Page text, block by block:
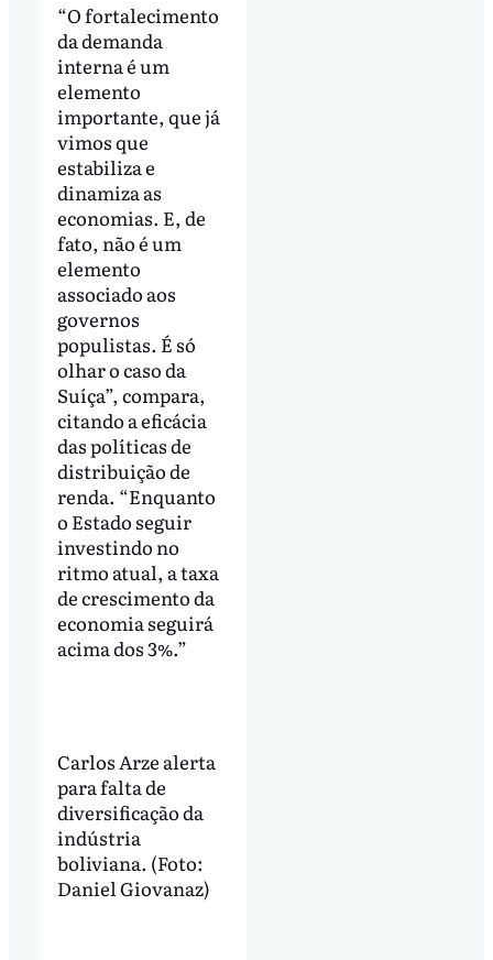
“O fortalecimento
da demanda
interna é um
elemento
importante, que já
vimos que
estabiliza e
dinamiza as
economias. E, de
fato, não é um
elemento
associado aos
governos
populistas. É só
olhar o caso da
Suíça”, compara,
citando a eficácia
das políticas de
distribuição de
renda. “Enquanto
o Estado seguir
investindo no
ritmo atual, a taxa
de crescimento da
economia seguirá
acima dos 3%.”
Carlos Arze alerta
para falta de
diversificação da
indústria
boliviana. (Foto:
Daniel Giovanaz)